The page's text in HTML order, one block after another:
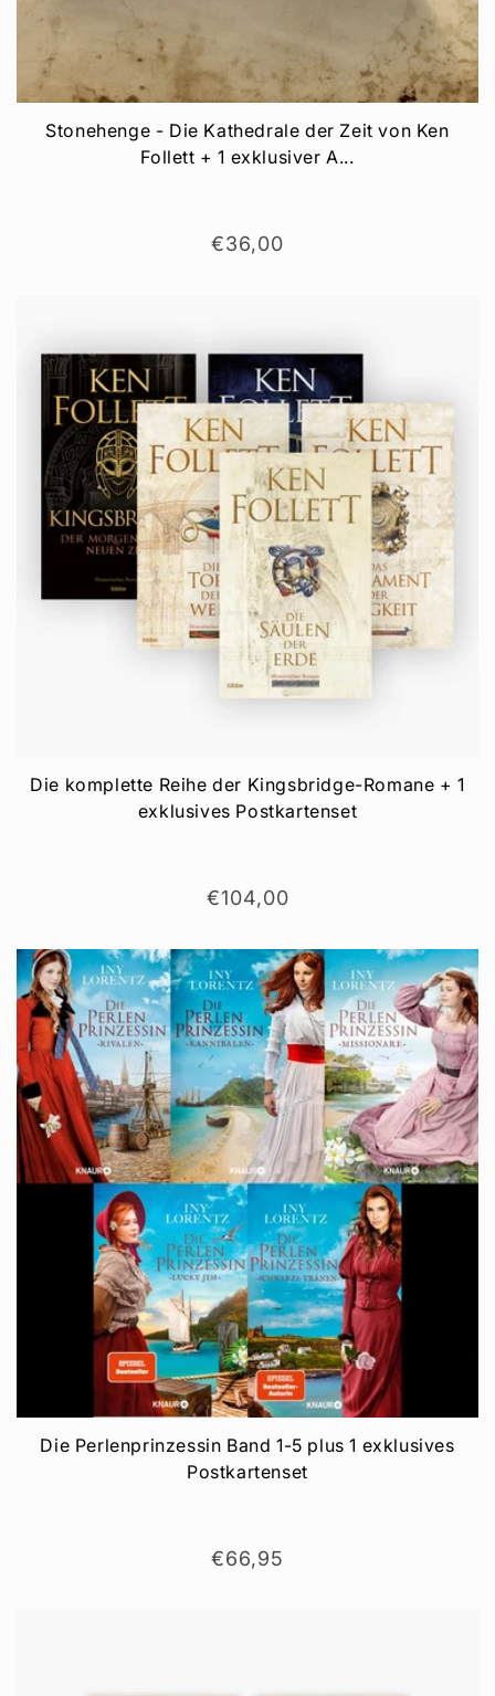
Stonehenge - Die Kathedrale der Zeit von Ken
Follett + 1 exklusiver A...
Normaler
€36,00
Die komplette Reihe der Kingsbridge-Romane + 1
exklusives Postkartenset
Normaler
€104,00
Die Perlenprinzessin Band 1-5 plus 1 exklusives
Postkartenset
Normaler
€66,95